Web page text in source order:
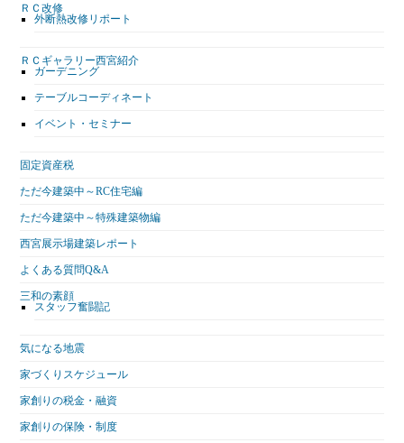
ＲＣ改修
外断熱改修リポート
ＲＣギャラリー西宮紹介
ガーデニング
テーブルコーディネート
イベント・セミナー
固定資産税
ただ今建築中～RC住宅編
ただ今建築中～特殊建築物編
西宮展示場建築レポート
よくある質問Q&A
三和の素顔
スタッフ奮闘記
気になる地震
家づくりスケジュール
家創りの税金・融資
家創りの保険・制度